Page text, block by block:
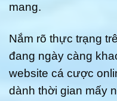
mang.
Nắm rõ thực trạng
đang ngày càng
website cá cược
dành thời gian mấy